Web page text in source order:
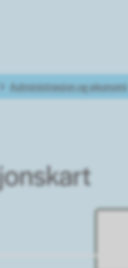
Administrasjon og økonomi